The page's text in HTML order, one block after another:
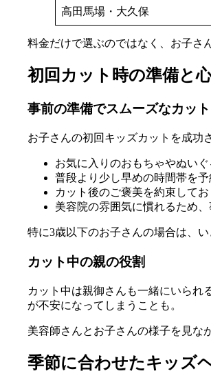
高田馬場・大久保
料金だけで選ぶのではなく、お子さ
初回カット時の準備と
事前の準備でスムーズなカッ
お子さんの初回キッズカットを成功
お気に入りのおもちゃやぬい
普段より少し早めの時間帯を予
カット後のご褒美を約束してお
美容院の雰囲気に慣れるため
特に3歳以下のお子さんの場合は、
カット中の親の役割
カット中は親御さんも一緒にいられ
が不安になってしまうことも。
美容師さんとお子さんの様子を見な
季節に合わせたキッズ